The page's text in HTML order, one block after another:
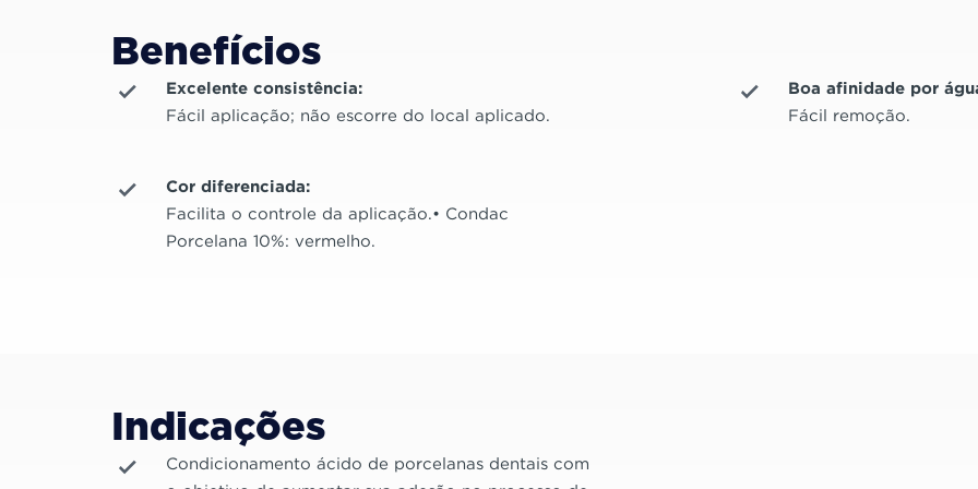
Benefícios
Excelente consistência:
Fácil aplicação; não escorre do local aplicado.
Boa afinidade por
Fácil remoção.
Cor diferenciada:
Facilita o controle da aplicação.• Condac
Porcelana 10%: vermelho.
Indicações
Condicionamento ácido de porcelanas dentais com